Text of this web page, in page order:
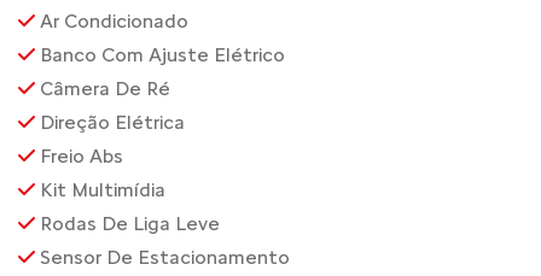
Ar Condicionado
Banco Com Ajuste Elétrico
Câmera De Ré
Direção Elétrica
Freio Abs
Kit Multimídia
Rodas De Liga Leve
Sensor De Estacionamento